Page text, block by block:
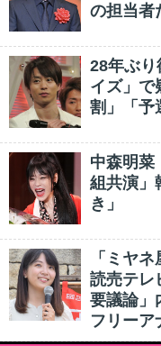
の担当者
28年ぶり
イズ」で
割」「予
中森明菜
組共演」
き」
「ミヤ
読売テレ
要議論」
フリーア